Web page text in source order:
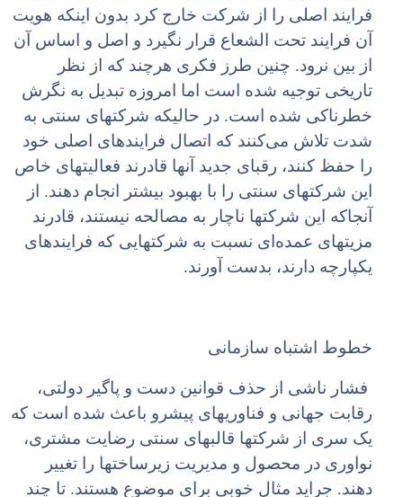
فرایند اصلی را از شرکت خارج کرد بدون اینکه هویت
آن فرایند تحت الشعاع قرار نگیرد و اصل و اساس آن
از بین نرود. چنین طرز فکری هرچند که از نظر
تاریخی توجیه شده است اما امروزه تبدیل به نگرش
خطرناکی شده است. در حالیکه شرکتهای سنتی به
شدت تلاش می‌کنند که اتصال فرایندهای اصلی خود
را حفظ کنند، رقبای جدید آنها قادرند فعالیتهای خاص
این شرکتهای سنتی را با بهبود بیشتر انجام دهند. از
آنجاکه این شرکتها ناچار به مصالحه نیستند، قادرند
مزیتهای عمده‌ای نسبت به شرکتهایی که فرایندهای
یکپارچه دارند، بدست آورند.
خطوط اشتباه سازمانی
فشار ناشی از حذف قوانین دست و پاگیر دولتی،
رقابت جهانی و فناوریهای پیشرو باعث شده است که
یک سری از شرکتها قالبهای سنتی رضایت مشتری،
نواوری در محصول و مدیریت زیرساختها را تغییر
دهند. جراید مثال خوبی برای موضوع هستند. تا چند